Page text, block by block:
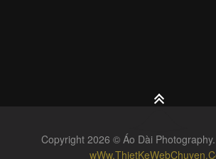
Copyright 2026 © Áo Dài Photography